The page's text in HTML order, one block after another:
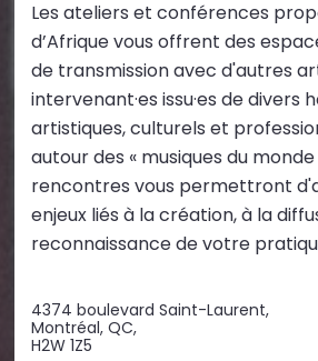
Les ateliers et conférences
d’Afrique vous offrent des
de transmission avec d'autres
intervenant·es issu·es de divers
artistiques, culturels et
autour des « musiques du monde
rencontres vous permettront
enjeux liés à la création, à la
reconnaissance de votre
4374 boulevard Saint-Laurent,
Montréal, QC,
H2W 1Z5